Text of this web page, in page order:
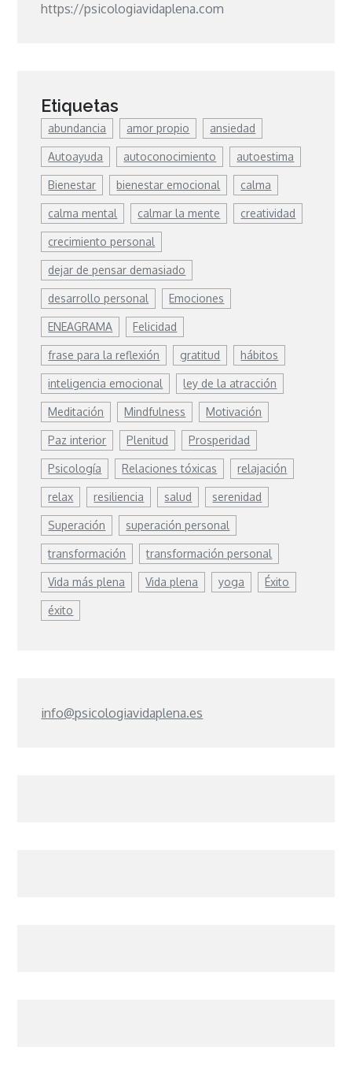
https://psicologiavidaplena.com
Etiquetas
abundancia amor propio ansiedad
Autoayuda autoconocimiento autoestima
Bienestar bienestar emocional calma
calma mental calmar la mente creatividad
crecimiento personal
dejar de pensar demasiado
desarrollo personal Emociones
ENEAGRAMA Felicidad
frase para la reflexión gratitud hábitos
inteligencia emocional ley de la atracción
Meditación Mindfulness Motivación
Paz interior Plenitud Prosperidad
Psicología Relaciones tóxicas relajación
relax resiliencia salud serenidad
Superación superación personal
transformación transformación personal
Vida más plena Vida plena yoga Éxito
éxito
info@psicologiavidaplena.es